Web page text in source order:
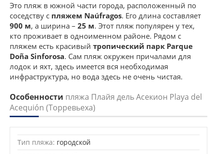
Это пляж в южной части города, расположенный по
соседству с пляжем Naúfragos. Его длина составляет
900 м, а ширина – 25 м. Этот пляж популярен у тех,
кто проживает в одноименном районе. Рядом с
пляжем есть красивый тропический парк Parque
Doña Sinforosa. Сам пляж окружен причалами для
лодок и яхт, здесь имеется вся необходимая
инфраструктура, но вода здесь не очень чистая.
Особенности пляжа Плайя дель Асекион Playa del
Acequión (Торревьеха)
Тип пляжа: городской